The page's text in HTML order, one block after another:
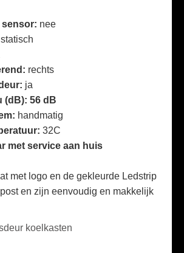
sensor: nee
statisch
rechts
ja
(dB): 56 dB
handmatig
32C
met service aan huis
met logo en de gekleurde Ledstrip
en zijn eenvoudig en makkelijk
koelkasten